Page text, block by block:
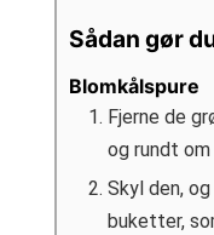
Sådan gør
Blomkålspure
Fjerne de
og rundt
Skyl den,
buketter,